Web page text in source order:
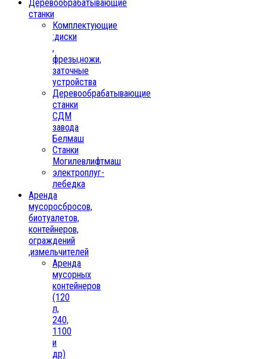
Деревообрабатывающие
станки
Комплектующие
:диски
,
фрезы,ножи,
заточные
устройства
Деревообрабатывающие
станки
СДМ
завода
Белмаш
Станки
Могилевлифтмаш
электроплуг-
лебедка
Аренда
мусоросбросов,
биотуалетов,
контейнеров,
ограждений
,измельчителей
Аренда
мусорных
контейнеров
(120
л,
240,
1100
и
др)